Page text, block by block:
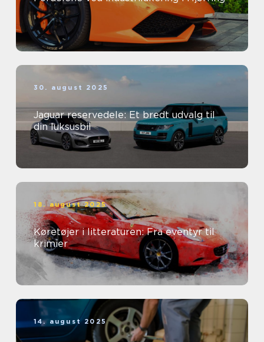
30. august 2025
Jaguar reservedele: Et bredt udvalg til
din luksusbil
18. august 2025
Køretøjer i litteraturen: Fra eventyr til
krimier
14. august 2025